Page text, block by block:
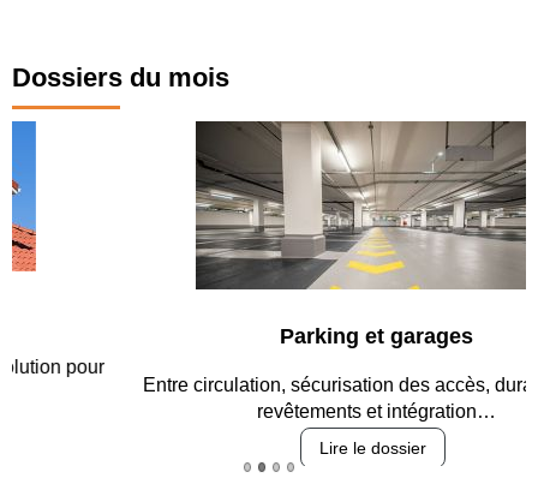
Dossiers du mois
Parking et garages
Entre circulation, sécurisation des accès, durabilité des
revêtements et intégration…